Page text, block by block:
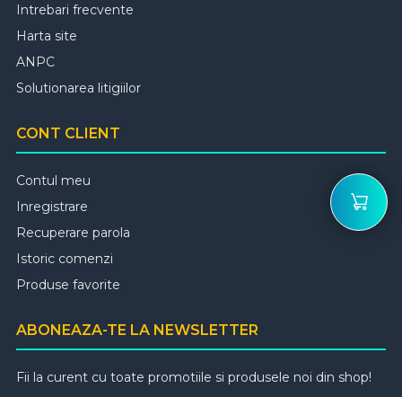
Intrebari frecvente
Harta site
ANPC
Solutionarea litigiilor
CONT CLIENT
Contul meu
Inregistrare
Recuperare parola
Istoric comenzi
Produse favorite
ABONEAZA-TE LA NEWSLETTER
Fii la curent cu toate promotiile si produsele noi din shop!